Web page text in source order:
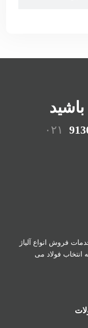
انواع آلیاژ
انتخاب فولاد می
باشید
۰۲۱